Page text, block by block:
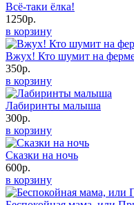
Всё-таки ёлка!
1250р.
в корзину
Вжух! Кто шумит на
350р.
в корзину
Лабиринты малыша
300р.
в корзину
Сказки на ночь
600р.
в корзину